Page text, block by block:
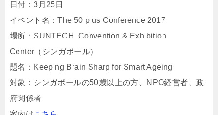
日付：3月25日
イベント名：The 50 plus Conference 2017
場所：SUNTECH Convention & Exhibition
Center（シンガポール）
題名：Keeping Brain Sharp for Smart Ageing
対象：シンガポールの50歳以上の方、NPO経営者、政
府関係者